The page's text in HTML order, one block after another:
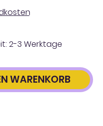
2-3 Werktage
WARENKORB